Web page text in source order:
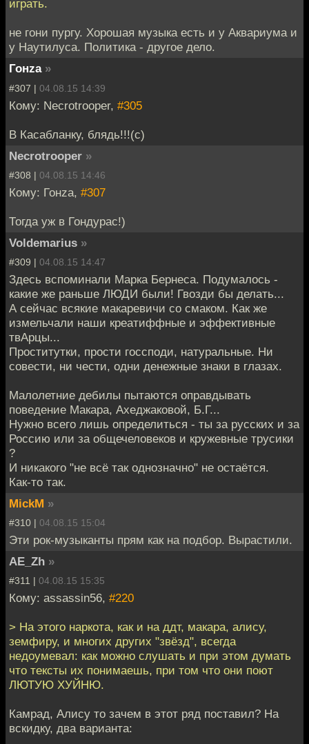
играть.
не гони пургу. Хорошая музыка есть и у Аквариума и
у Наутилуса. Политика - другое дело.
Гонzа »
#307 | 04.08.15 14:39
Кому: Necrotrooper, #305
В Касабланку, блядь!!!(с)
Necrotrooper »
#308 | 04.08.15 14:46
Кому: Гонzа, #307
Тогда уж в Гондурас!)
Voldemarius »
#309 | 04.08.15 14:47
Здесь вспоминали Марка Бернеса. Подумалось -
какие же раньше ЛЮДИ были! Гвозди бы делать...
А сейчас всякие макаревичи со смаком. Как же
измельчали наши креатиффные и эффективные
твАрцы...
Проститутки, прости госсподи, натуральные. Ни
совести, ни чести, одни денежные знаки в глазах.
Малолетние дебилы пытаются оправдывать
поведение Макара, Ахеджаковой, Б.Г...
Нужно всего лишь определиться - ты за русских и за
Россию или за общечеловеков и кружевные трусики
?
И никакого "не всё так однозначно" не остаётся.
Как-то так.
MickM »
#310 | 04.08.15 15:04
Эти рок-музыканты прям как на подбор. Вырастили.
AE_Zh »
#311 | 04.08.15 15:35
Кому: assassin56, #220
> На этого наркота, как и на ддт, макара, алису,
земфиру, и многих других "звёзд", всегда
недоумевал: как можно слушать и при этом думать
что тексты их понимаешь, при том что они поют
ЛЮТУЮ ХУЙНЮ.
Камрад, Алису то зачем в этот ряд поставил? На
вскидку, два варианта: